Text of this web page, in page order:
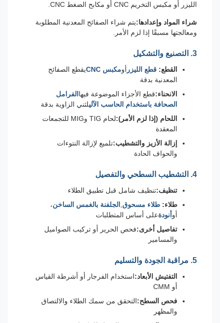
الليزر أو مكبس التخريم CNC أو مكابح الضغط CNC.
شراء المواد وإعدادها:يتم شراء الصفائح المعدنية المطلوبة
ومعالجتها مسبقًا إذا لزم الأمر.
3. التصنيع والتشكيل
القطع: قطع الليزر أومكبس CNC
يقطع الصفائح
المعدنية بدقة
الانحناء:قطع الأجزاء الموضوعة فيها الفرامل
الصحافة باستخدام الحاسب الآليلثني الزاوية بدقة
اللحام (إذا لزم الأمر):
لحام TIG وMIG للتجمعات
المعقدة
إزالة الأزيز والتشطيب:تلميع لإزالة النتوءات
والحواف الحادة
4. التشطيب السطحي والتفصيل
تنظيف:تنظيف شامل قبل تطبيق الطلاء
طلاء: طلاء مسحوق الجلفنة بالغمس الساخن،
أو أنودةعلى أساس المتطلبات
تفاصيل أخرى:فحص الحرير أو تركيب الصواميل
والمسامير
5. مراقبة الجودة والتسليم
التفتيش الأبعاد:استخدام الفرجار أو أشرطة القياس
أو CMM
فحص السطح:التحقق من سمك الطلاء والالتصاق
والمظهر